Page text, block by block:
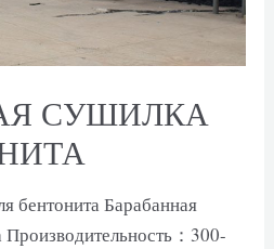
СУШИЛКА
бентонита Барабанная
：300-